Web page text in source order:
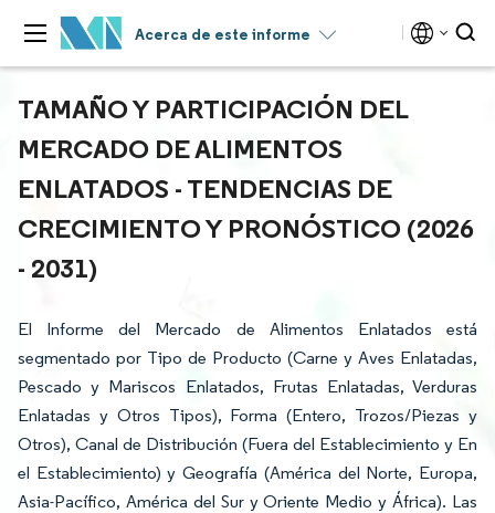
Acerca de este informe
TAMAÑO Y PARTICIPACIÓN DEL
MERCADO DE ALIMENTOS
ENLATADOS - TENDENCIAS DE
CRECIMIENTO Y PRONÓSTICO (2026
- 2031)
El Informe del Mercado de Alimentos Enlatados está
segmentado por Tipo de Producto (Carne y Aves Enlatadas,
Pescado y Mariscos Enlatados, Frutas Enlatadas, Verduras
Enlatadas y Otros Tipos), Forma (Entero, Trozos/Piezas y
Otros), Canal de Distribución (Fuera del Establecimiento y En
el Establecimiento) y Geografía (América del Norte, Europa,
Asia-Pacífico, América del Sur y Oriente Medio y África). Las